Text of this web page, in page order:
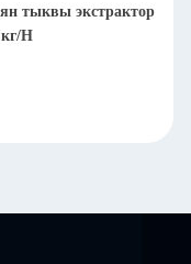
тыквы экстрактор
H